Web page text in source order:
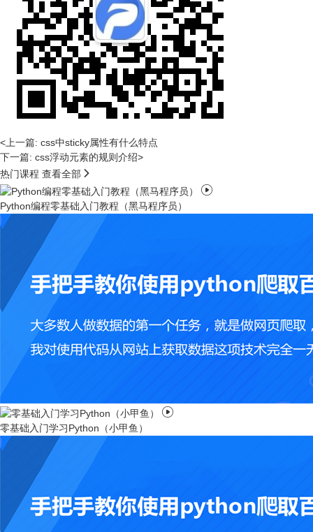
<上一篇: css中sticky属性有什么特点
下一篇: css浮动元素的规则介绍>
热门课程 查看全部 

Python编程零基础入门教程（黑马程序员）

零基础入门学习Python（小甲鱼）